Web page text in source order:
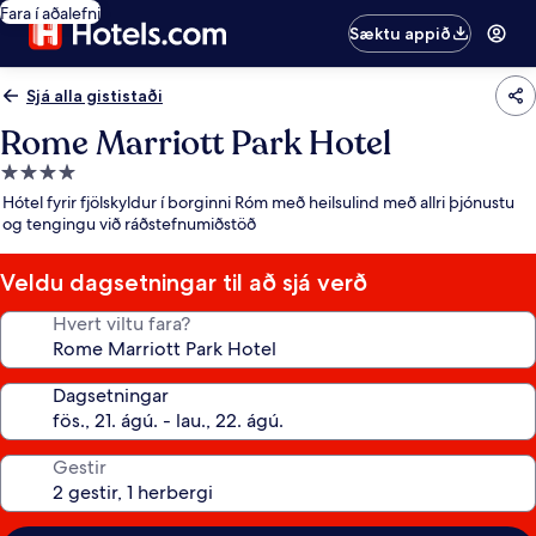
Fara í aðalefni
Sæktu appið
Sjá alla gististaði
Rome Marriott Park Hotel
4.0
stjörnu
gististaður
Hótel fyrir fjölskyldur í borginni Róm með heilsulind með allri þjónustu
og tengingu við ráðstefnumiðstöð
Veldu dagsetningar til að sjá verð
Hvert viltu fara?
Dagsetningar
Gestir